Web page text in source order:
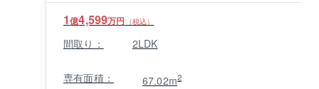
1億4,599万円 （税込）
間取り： 2LDK
専有面積： 67.02m2